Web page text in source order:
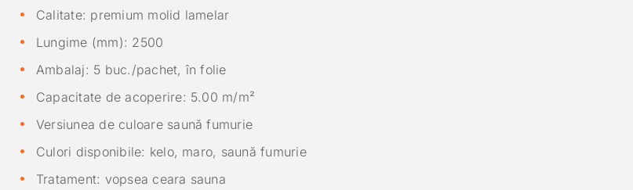
Calitate: premium molid lamelar
Lungime (mm): 2500
Ambalaj: 5 buc./pachet, în folie
Capacitate de acoperire: 5.00 m/m²
Versiunea de culoare saună fumurie
Culori disponibile: kelo, maro, saună fumurie
Tratament: vopsea ceara sauna